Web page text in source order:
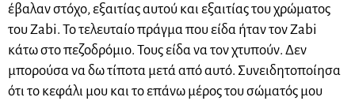
έβαλαν στόχο, εξαιτίας αυτού και εξαιτίας του χρώματος
του Zabi. Το τελευταίο πράγμα που είδα ήταν τον Zabi
κάτω στο πεζοδρόμιο. Τους είδα να τον χτυπούν. Δεν
μπορούσα να δω τίποτα μετά από αυτό. Συνειδητοποίησα
ότι το κεφάλι μου και το επάνω μέρος του σώματός μου